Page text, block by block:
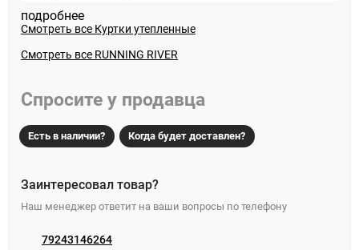
Регулируемый капюшон, карманы на молнии.
Отличная модель для повседневной носки и прогулок в
зимнее время года.
Качество Люкс ! Не траться свое время зря , заказывайте
онлайн ! Быстро отправим и доставим !
подробнее
Смотреть все Куртки утепленные
Смотреть все RUNNING RIVER
Спросите у продавца
Есть в наличии? Когда будет доставлен?
Заинтересовал товар?
Наш менеджер ответит на ваши вопросы по телефону
79243146264